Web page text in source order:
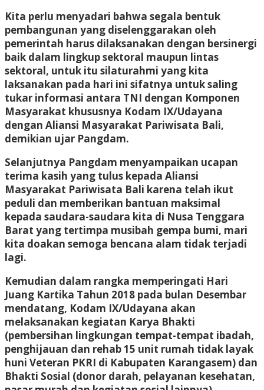
Kita perlu menyadari bahwa segala bentuk
pembangunan yang diselenggarakan oleh
pemerintah harus dilaksanakan dengan bersinergi
baik dalam lingkup sektoral maupun lintas
sektoral, untuk itu silaturahmi yang kita
laksanakan pada hari ini sifatnya untuk saling
tukar informasi antara TNI dengan Komponen
Masyarakat khususnya Kodam IX/Udayana
dengan Aliansi Masyarakat Pariwisata Bali,
demikian ujar Pangdam.
Selanjutnya Pangdam menyampaikan ucapan
terima kasih yang tulus kepada Aliansi
Masyarakat Pariwisata Bali karena telah ikut
peduli dan memberikan bantuan maksimal
kepada saudara-saudara kita di Nusa Tenggara
Barat yang tertimpa musibah gempa bumi, mari
kita doakan semoga bencana alam tidak terjadi
lagi.
Kemudian dalam rangka memperingati Hari
Juang Kartika Tahun 2018 pada bulan Desembar
mendatang, Kodam IX/Udayana akan
melaksanakan kegiatan Karya Bhakti
(pembersihan lingkungan tempat-tempat ibadah,
penghijauan dan rehab 15 unit rumah tidak layak
huni Veteran PKRI di Kabupaten Karangasem) dan
Bhakti Sosial (donor darah, pelayanan kesehatan,